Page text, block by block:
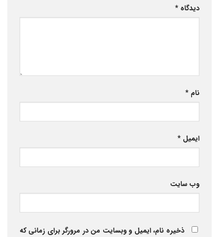
دیدگاه *
نام *
ایمیل *
وب‌ سایت
ذخیره نام، ایمیل و وبسایت من در مرورگر برای زمانی که